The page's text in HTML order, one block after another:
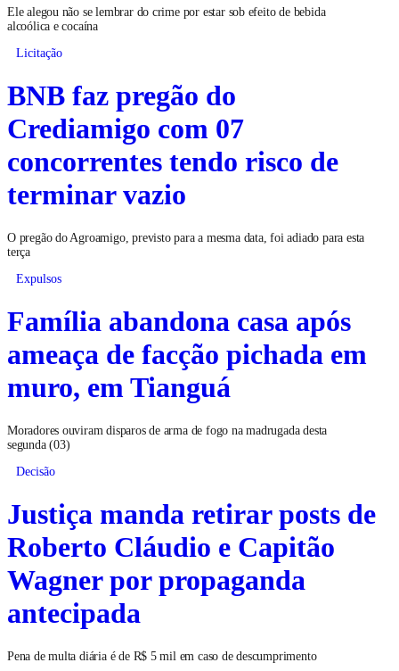
Ele alegou não se lembrar do crime por estar sob efeito de bebida
alcoólica e cocaína
Licitação
BNB faz pregão do
Crediamigo com 07
concorrentes tendo risco de
terminar vazio
O pregão do Agroamigo, previsto para a mesma data, foi adiado para esta
terça
Expulsos
Família abandona casa após
ameaça de facção pichada em
muro, em Tianguá
Moradores ouviram disparos de arma de fogo na madrugada desta
segunda (03)
Decisão
Justiça manda retirar posts de
Roberto Cláudio e Capitão
Wagner por propaganda
antecipada
Pena de multa diária é de R$ 5 mil em caso de descumprimento